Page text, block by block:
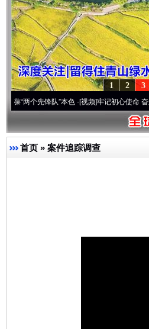
3
2
1
先锋队”本色·[视频]牢记初心使命 奋进复兴征
首页 » 案件追踪调查